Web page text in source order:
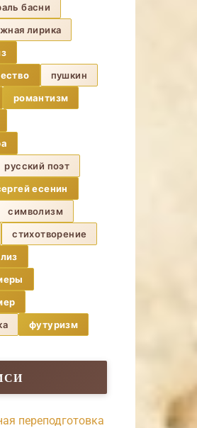
басни
лирика
пушкин
романтизм
русский поэт
есенин
символизм
стихотворение
футуризм
переподготовка